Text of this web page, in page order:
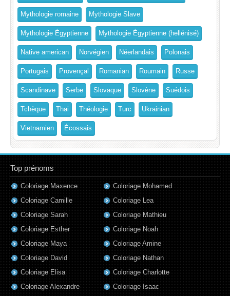
Mythologie romaine Mythologie Slave
Mythologie Égyptienne Mythologie Égyptienne (hellénisé)
Native american Norvégien Néerlandais Polonais
Portugais Provençal Romanian Roumain Russe
Scandinave Serbe Slovaque Slovène Suédois
Tchèque Thai Théologie Turc Ukrainian
Vietnamien Écossais
Top prénoms
Coloriage Maxence
Coloriage Camille
Coloriage Sarah
Coloriage Esther
Coloriage Maya
Coloriage David
Coloriage Elisa
Coloriage Alexandre
Coloriage Mohamed
Coloriage Lea
Coloriage Mathieu
Coloriage Noah
Coloriage Amine
Coloriage Nathan
Coloriage Charlotte
Coloriage Isaac